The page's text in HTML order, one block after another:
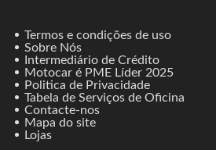
Termos e condições de uso
Sobre Nós
Intermediário de Crédito
Motocar é PME Líder 2025
Politica de Privacidade
Tabela de Serviços de Oficina
Contacte-nos
Mapa do site
Lojas